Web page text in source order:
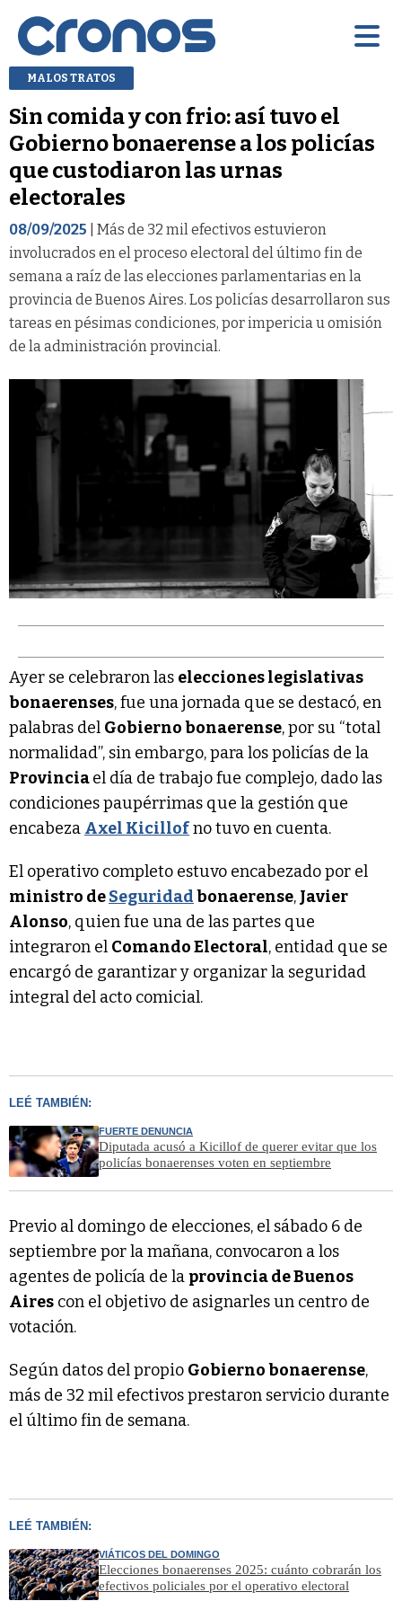
MALOS TRATOS
Sin comida y con frio: así tuvo el
Gobierno bonaerense a los policías
que custodiaron las urnas
electorales
08/09/2025 | Más de 32 mil efectivos estuvieron
involucrados en el proceso electoral del último fin de
semana a raíz de las elecciones parlamentarias en la
provincia de Buenos Aires. Los policías desarrollaron sus
tareas en pésimas condiciones, por impericia u omisión
de la administración provincial.
Ayer se celebraron las elecciones legislativas
bonaerenses, fue una jornada que se destacó, en
palabras del Gobierno bonaerense, por su “total
normalidad”, sin embargo, para los policías de la
Provinciael día de trabajo fue complejo, dado las
condiciones paupérrimas que la gestión que
encabeza Axel Kicillofno tuvo en cuenta.
El operativo completo estuvo encabezado por el
ministro deSeguridadbonaerense, Javier
Alonso, quien fue una de las partes que
integraron el Comando Electoral, entidad que se
encargó de garantizar y organizar la seguridad
integral del acto comicial.
LEÉ TAMBIÉN:
FUERTE DENUNCIA
Diputada acusó a Kicillof de querer evitar que los
policías bonaerenses voten en septiembre
Previo al domingo de elecciones, el sábado 6 de
septiembre por la mañana, convocaron a los
agentes de policía de la provincia de Buenos
Aires con el objetivo de asignarles un centro de
votación.
Según datos del propio Gobierno bonaerense,
más de 32 mil efectivos prestaron servicio durante
el último fin de semana.
LEÉ TAMBIÉN:
VIÁTICOS DEL DOMINGO
Elecciones bonaerenses 2025: cuánto cobrarán los
efectivos policiales por el operativo electoral